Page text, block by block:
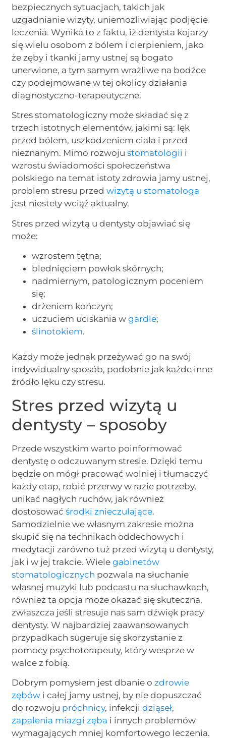
bezpiecznych sytuacjach, takich jak
uzgadnianie wizyty, uniemożliwiając podjęcie
leczenia. Wynika to z faktu, iż dentysta kojarzy
się wielu osobom z bólem i cierpieniem, jako
że zęby i tkanki jamy ustnej są bogato
unerwione, a tym samym wrażliwe na bodźce
czy podejmowane w tej okolicy działania
diagnostyczno-terapeutyczne.
Stres stomatologiczny może składać się z
trzech istotnych elementów, jakimi są: lęk
przed bólem, uszkodzeniem ciała i przed
nieznanym. Mimo rozwojustomatologii i
wzrostu świadomości społeczeństwa
polskiego na temat istoty zdrowia jamy ustnej,
problem stresu przedwizytą u stomatologa
jest niestety wciąż aktualny.
Stres przed wizytą u dentysty objawiać się
może:
wzrostem tętna;
blednięciem powłok skórnych;
nadmiernym, patologicznym poceniem
się;
drżeniem kończyn;
uczuciem uciskania wgardle;
ślinotokiem.
Każdy może jednak przeżywać go na swój
indywidualny sposób, podobnie jak każde inne
źródło lęku czy stresu.
Stres przed wizytą u
dentysty – sposoby
Przede wszystkim warto poinformować
dentystę o odczuwanym stresie. Dzięki temu
będzie on mógł pracować wolniej i tłumaczyć
każdy etap, robić przerwy w razie potrzeby,
unikać nagłych ruchów, jak również
dostosowaćśrodki znieczulające.
Samodzielnie we własnym zakresie można
skupić się na technikach oddechowych i
medytacji zarówno tuż przed wizytą u dentysty,
jak i w jej trakcie. Wielegabinetów
stomatologicznych pozwala na słuchanie
własnej muzyki lub podcastu na słuchawkach,
również ta opcja może okazać się skuteczna,
zwłaszcza jeśli stresuje nas sam dźwięk pracy
dentysty. W najbardziej zaawansowanych
przypadkach sugeruje się skorzystanie z
pomocy psychoterapeuty, który wesprze w
walce z fobią.
Dobrym pomysłem jest dbanie ozdrowie
zębów i całej jamy ustnej, by nie dopuszczać
do rozwoju próchnicy, infekcjidziąseł,
zapalenia miazgi zęba i innych problemów
wymagających mniej komfortowego leczenia.